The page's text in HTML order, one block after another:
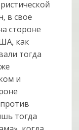
в свое
стороне
как
тогда
и
тогда